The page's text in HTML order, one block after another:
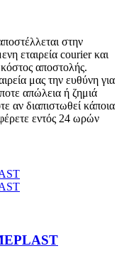
στην
εταιρεία courier και
αποστολής.
μας την ευθύνη για
απώλεια ή ζημιά
αν διαπιστωθεί κάποια
εντός 24 ωρών